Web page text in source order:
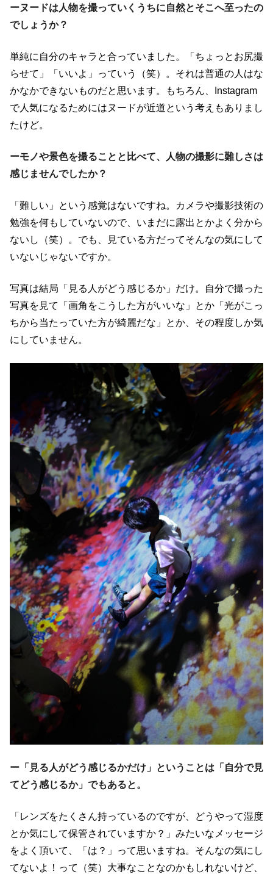
ーヌードは人物を撮っていくうちに自然とそこへ至ったの
でしょうか？
単純に自分のキャラと合っていました。「ちょっとお尻撮
らせて」「いいよ」っていう（笑）。それは普通の人はな
かなかできないものだと思います。もちろん、Instagram
で人気になるためにはヌードが近道という考えもありまし
たけど。
ーモノや景色を撮ることと比べて、人物の撮影に難しさは
感じませんでしたか？
「難しい」という感覚はないですね。カメラや撮影技術の
勉強を何もしていないので、いまだに露出とかよく分から
ないし（笑）。でも、見ている方だってそんなの気にして
いないじゃないですか。
写真は結局「見る人がどう感じるか」だけ。自分で撮った
写真を見て「画角をこうした方がいいな」とか「光がこっ
ちから当たっていた方が綺麗だな」とか、その程度しか気
にしていません。
ー「見る人がどう感じるかだけ」ということは「自分で見
てどう感じるか」でもあると。
「レンズをたくさん持っているのですが、どうやって湿度
とか気にして保管されていますか？」みたいなメッセージ
をよく頂いて、「は？」って思いますね。そんなの気にし
てないよ！って（笑）大事なことなのかもしれないけど、